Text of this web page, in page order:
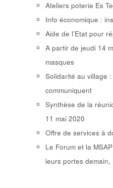
Ateliers poterie Es
Info économique :
Aide de l’Etat pour
A partir de jeudi 14
masques
Solidarité au village
communiquent
Synthèse de la
11 mai 2020
Offre de services à
Le Forum et la
leurs portes